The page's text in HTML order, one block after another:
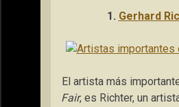
1. Gerhard
El artista más
Fair, es Richter, un